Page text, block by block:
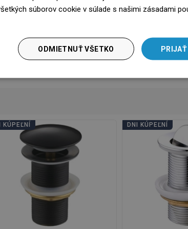
KÚPEĽNÍ DNI KÚPEĽNÍ
súborov cookie v súlade s našimi zásadami
ODMIETNUŤ VŠETKO